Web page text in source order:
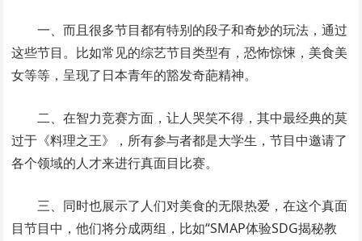
一、而且很多节目都有特别的段子和奇妙的玩法，通过
这些节目。比如常见的综艺节目类型有，恐怖惊悚，美食美
女等等，呈现了日本青年的豁发奇葩精神。
二、在智力竞赛方面，让人哭笑不得，其中最经典的莫
过于《料理之王》，所有参与者都是大学生，节目中邀请了
各个领域的人才来进行真面目比赛。
三、同时也展示了人们对美食的无限热爱，在这个真面
目节目中，他们将分成两组，比如“SMAP体验SDG揭秘教